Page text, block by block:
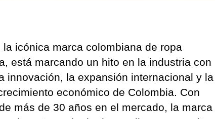
la icónica marca colombiana de ropa
está marcando un hito en la industria con
innovación, la expansión internacional y la
económico de Colombia. Con
más de 30 años en el mercado, la marca